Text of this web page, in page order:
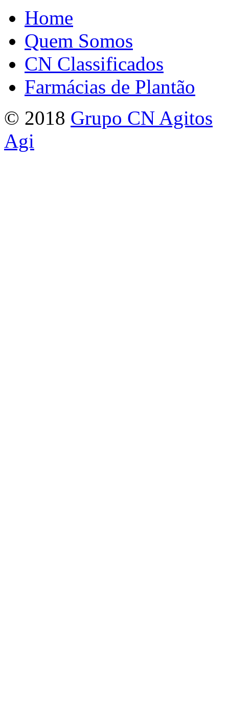
Home
Quem Somos
CN Classificados
Farmácias de Plantão
© 2018 Grupo CN Agitos
Agi